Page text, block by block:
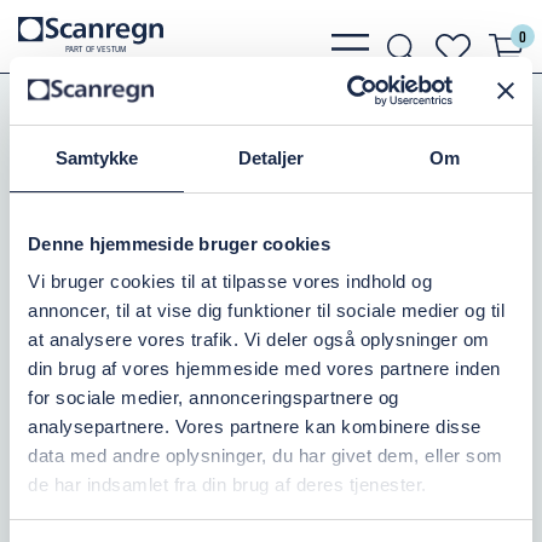
Samtykke Detaljer Om
Denne hjemmeside bruger cookies
Vi bruger cookies til at tilpasse vores indhold og
annoncer, til at vise dig funktioner til sociale medier og til
at analysere vores trafik. Vi deler også oplysninger om
din brug af vores hjemmeside med vores partnere inden
for sociale medier, annonceringspartnere og
analysepartnere. Vores partnere kan kombinere disse
data med andre oplysninger, du har givet dem, eller som
de har indsamlet fra din brug af deres tjenester.
PARTOF VESTUM
bars
light
search
light
heart 0
Pumper
Tilbehør
SUGE SI. GALV. 2½" IRG.
Varenr.:
På lager: 1
305,00 DKKinkl. moms
Læg i kurv